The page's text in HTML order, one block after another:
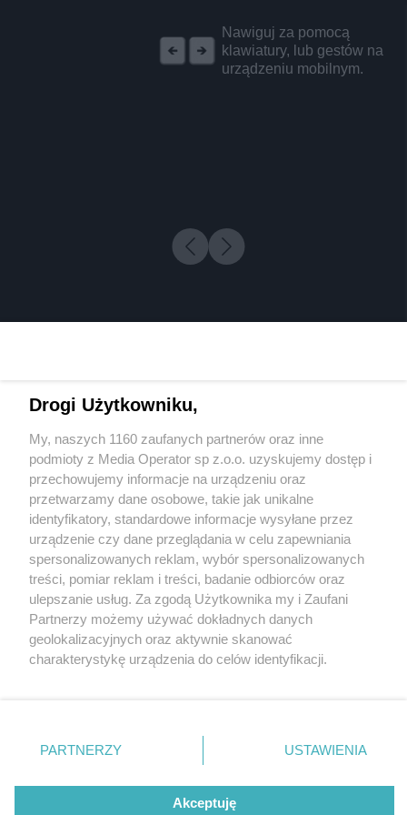
Nawiguj za pomocą
klawiatury, lub gestów na
urządzeniu mobilnym.
1 / 0
Wydawca mediów lokalnych
Nie zapomnij
zapoznać się z:
polityką prywatności
Twojemiasto
Piekary Śląskie
Chorzów
Tarnowskie Góry
Gliwice
Skontakuj sięz nami
Kontakt
Redakcja
Newsletter
Drogi Użytkowniku,
My, naszych 1160 zaufanych partnerów oraz inne
podmioty z Media Operator sp z.o.o. uzyskujemy dostęp i
przechowujemy informacje na urządzeniu oraz
przetwarzamy dane osobowe, takie jak unikalne
identyfikatory, standardowe informacje wysyłane przez
urządzenie czy dane przeglądania w celu zapewniania
spersonalizowanych reklam, wybór spersonalizowanych
treści, pomiar reklam i treści, badanie odbiorców oraz
ulepszanie usług. Za zgodą Użytkownika my i Zaufani
Partnerzy możemy używać dokładnych danych
geolokalizacyjnych oraz aktywnie skanować
charakterystykę urządzenia do celów identyfikacji.
zmienić/wycofać klikając przycisk ustawień prywatności
znajdujący się w lewym dolnym rogu strony
rodzaje przetwarzania danych nie wymagają zgody
użytkownika, ale masz prawo sprzeciwić się takiemu
PARTNERZY USTAWIENIA
Akceptuję